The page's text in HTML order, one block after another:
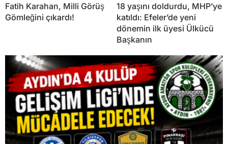
Fatih Karahan, Milli Görüş
Gömleğini çıkardı!
18 yaşını doldurdu, MHP’ye
katıldı: Efeler’de yeni
dönemin ilk üyesi Ülkücü
Başkanın